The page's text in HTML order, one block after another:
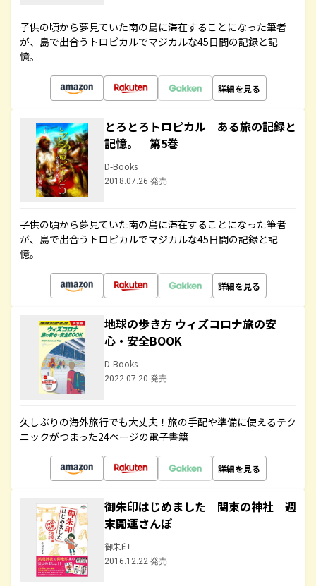
子供の頃から夢見ていた南の島に滞在することになった筆者
が、島で出合うトロピカルでマジカルな45日間の記録と記
憶。
詳細を見る
とろとろトロピカル ある旅の記録と
記憶。 第5巻
D-Books
2018.07.26 発売
子供の頃から夢見ていた南の島に滞在することになった筆者
が、島で出合うトロピカルでマジカルな45日間の記録と記
憶。
詳細を見る
地球の歩き方 ウィズコロナ旅の安
心・安全BOOK
D-Books
2022.07.20 発売
久しぶりの海外旅行でも大丈夫！旅の手配や準備に使えるテク
ニックがつまった24ページの電子書籍
詳細を見る
御朱印はじめました 関東の神社 週
末開運さんぽ
御朱印
2016.12.22 発売